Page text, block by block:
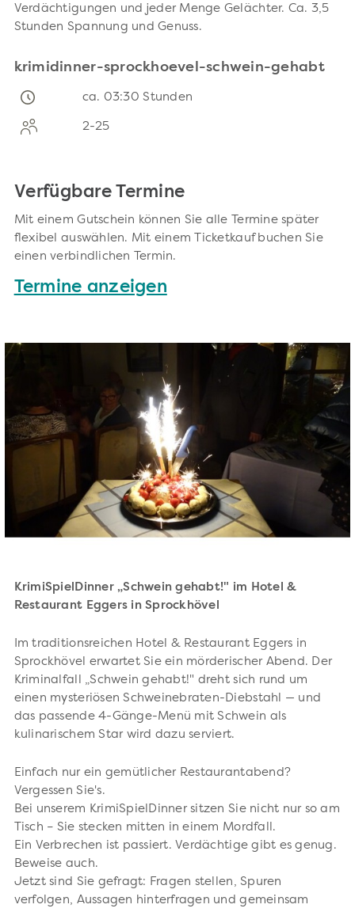
Verdächtigungen und jeder Menge Gelächter. Ca. 3,5
Stunden Spannung und Genuss.
krimidinner-sprockhoevel-schwein-gehabt
ca. 03:30 Stunden
2-25
Verfügbare Termine
Mit einem Gutschein können Sie alle Termine später
flexibel auswählen. Mit einem Ticketkauf buchen Sie
einen verbindlichen Termin.
Termine anzeigen
KrimiSpielDinner „Schwein gehabt!" im Hotel &
Restaurant Eggers in Sprockhövel
Im traditionsreichen Hotel & Restaurant Eggers in
Sprockhövel erwartet Sie ein mörderischer Abend. Der
Kriminalfall „Schwein gehabt!" dreht sich rund um
einen mysteriösen Schweinebraten-Diebstahl — und
das passende 4-Gänge-Menü mit Schwein als
kulinarischem Star wird dazu serviert.
Einfach nur ein gemütlicher Restaurantabend?
Vergessen Sie's.
Bei unserem KrimiSpielDinner sitzen Sie nicht nur so am
Tisch – Sie stecken mitten in einem Mordfall.
Ein Verbrechen ist passiert. Verdächtige gibt es genug.
Beweise auch.
Jetzt sind Sie gefragt: Fragen stellen, Spuren
verfolgen, Aussagen hinterfragen und gemeinsam